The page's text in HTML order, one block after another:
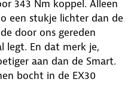
343 Nm koppel. Alleen
een stukje lichter dan de
door ons gereden
legt. En dat merk je,
aan dan de Smart.
bocht in de EX30